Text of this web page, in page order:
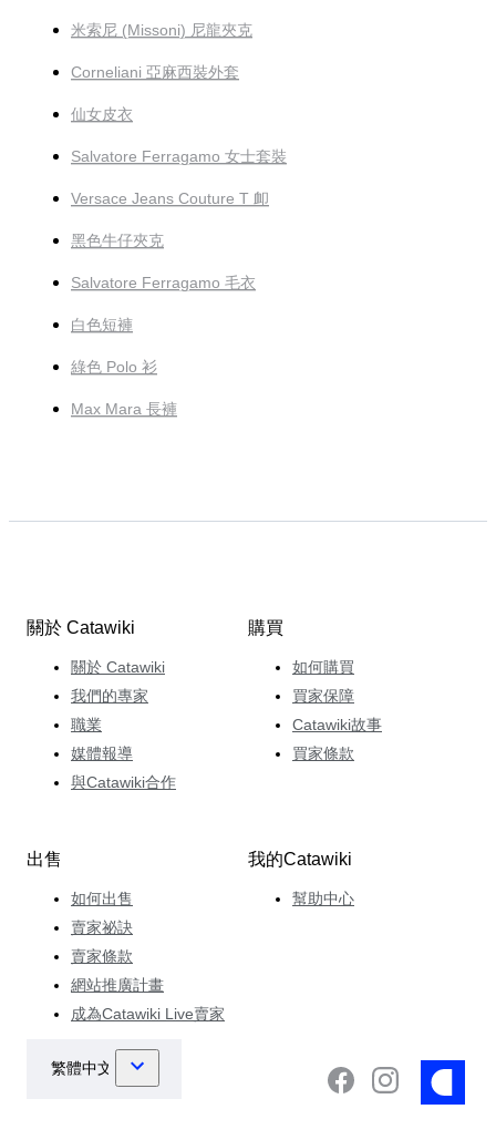
米索尼 (Missoni) 尼龍夾克
Corneliani 亞麻西裝外套
仙女皮衣
Salvatore Ferragamo 女士套裝
Versace Jeans Couture T 卹
黑色牛仔夾克
Salvatore Ferragamo 毛衣
白色短褲
綠色 Polo 衫
Max Mara 長褲
關於 Catawiki
關於 Catawiki
我們的專家
職業
媒體報導
與Catawiki合作
購買
如何購買
買家保障
Catawiki故事
買家條款
出售
如何出售
賣家祕訣
賣家條款
網站推廣計畫
成為Catawiki Live賣家
我的Catawiki
幫助中心